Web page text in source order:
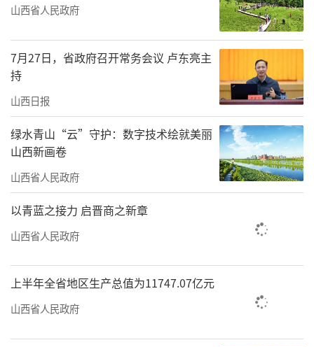
山西省人民政府
7月27日，省政府召开常务会议 卢东亮主
持
山西日报
绿水青山“云”守护：数字技术绘就美丽
山西新画卷
山西省人民政府
以青蓝之接力 启晋商之新章
山西省人民政府
上半年全省地区生产总值为11747.07亿元
山西省人民政府